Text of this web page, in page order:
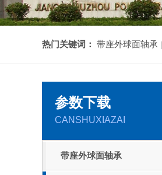
热门关键词： 带座外球面轴承 |
参数下载
CANSHUXIAZAI
带座外球面轴承